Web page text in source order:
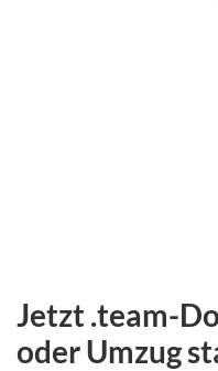
Jetzt .team-
oder Umzug